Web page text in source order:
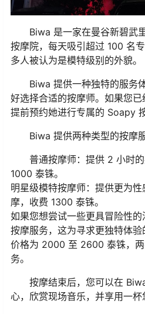
Biwa 是一家在曼谷新碧武
按摩院，每天吸引超过 100 名
多人被认为是模特级别的外貌。
Biwa 提供一种独特的服务
好选择合适的按摩师。如果您
提前预约她进行专属的 Soapy 按
Biwa 提供两种类型的按摩服
普通按摩师：提供 2 小时
1000 泰铢。
明星级模特按摩师：提供更为
摩，收费 1300 泰铢。
如果您想尝试一些更具冒险性
按摩服务，这为寻求更独特体验
价格为 2000 至 2600 泰铢，
务。
按摩结束后，您可以在
心，欣赏现场音乐，并享用一杯